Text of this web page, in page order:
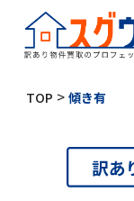
TOP >傾き有